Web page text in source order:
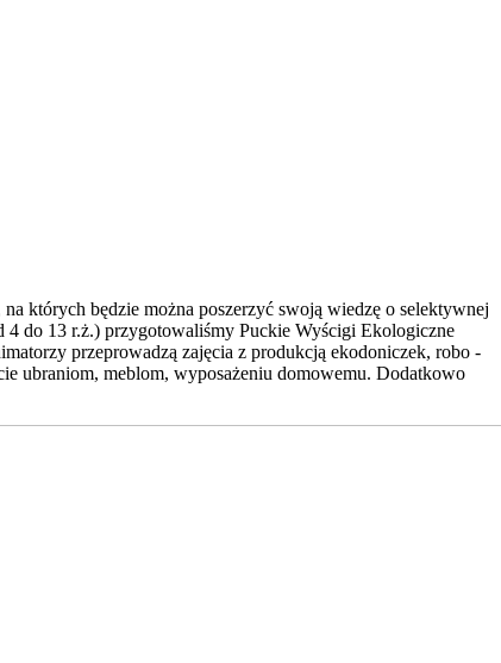
których będzie można poszerzyć swoją wiedzę o selektywnej
4 do 13 r.ż.) przygotowaliśmy Puckie Wyścigi Ekologiczne
przeprowadzą zajęcia z produkcją ekodoniczek, robo -
ubraniom, meblom, wyposażeniu domowemu. Dodatkowo